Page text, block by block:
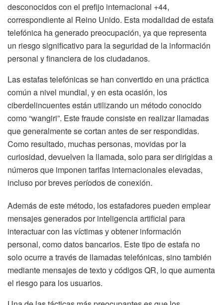
desconocidos con el prefijo internacional +44,
correspondiente al Reino Unido. Esta modalidad de estafa
telefónica ha generado preocupación, ya que representa
un riesgo significativo para la seguridad de la información
personal y financiera de los ciudadanos.
Las estafas telefónicas se han convertido en una práctica
común a nivel mundial, y en esta ocasión, los
ciberdelincuentes están utilizando un método conocido
como “wangiri”. Este fraude consiste en realizar llamadas
que generalmente se cortan antes de ser respondidas.
Como resultado, muchas personas, movidas por la
curiosidad, devuelven la llamada, solo para ser dirigidas a
números que imponen tarifas internacionales elevadas,
incluso por breves períodos de conexión.
Además de este método, los estafadores pueden emplear
mensajes generados por inteligencia artificial para
interactuar con las víctimas y obtener información
personal, como datos bancarios. Este tipo de estafa no
solo ocurre a través de llamadas telefónicas, sino también
mediante mensajes de texto y códigos QR, lo que aumenta
el riesgo para los usuarios.